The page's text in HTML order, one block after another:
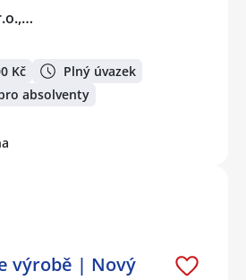
Kč
Plný úvazek
absolventy
výrobě | Nový